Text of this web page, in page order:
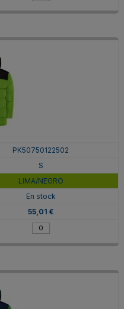
PK50750122502
S
LIMA/NEGRO
En stock
55,01 €